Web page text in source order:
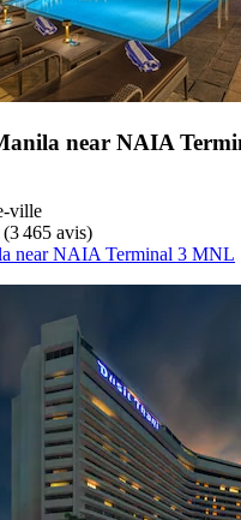
near NAIA
ville
465 avis)
near NAIA Terminal 3 MNL